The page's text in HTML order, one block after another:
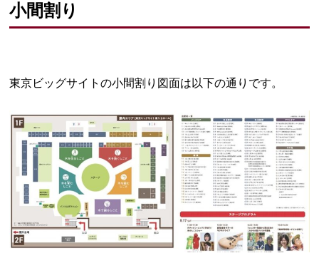
小間割り
東京ビッグサイトの小間割り図面は以下の通りです。